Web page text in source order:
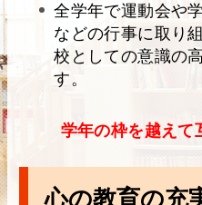
全学年で運動会や
などの行事に取り
校としての意識の
す。
学年の枠を越えて
心の教育の充